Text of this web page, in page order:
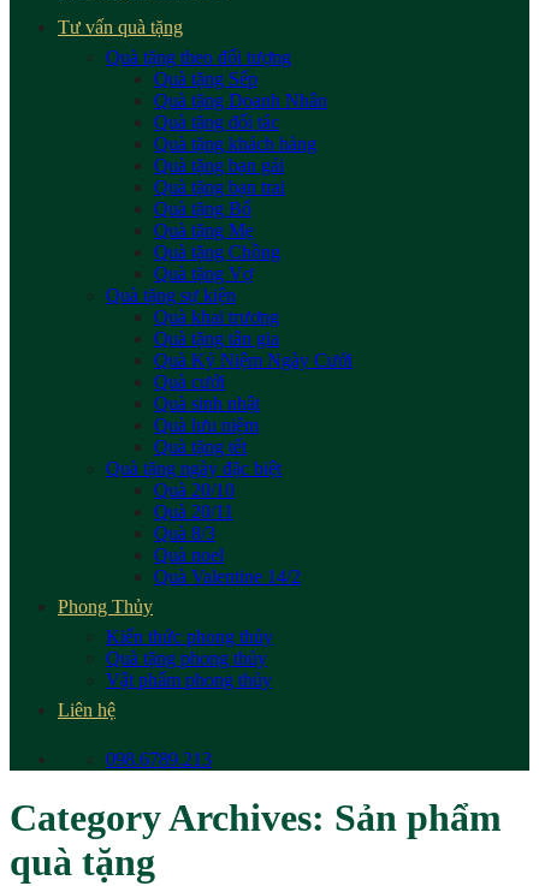
Tư vấn quà tặng
Quà tặng theo đối tượng
Quà tặng Sếp
Quà tặng Doanh Nhân
Quà tặng đối tác
Quà tặng khách hàng
Quà tặng bạn gái
Quà tặng bạn trai
Quà tặng Bố
Quà tặng Mẹ
Quà tặng Chồng
Quà tặng Vợ
Quà tặng sự kiện
Quà khai trương
Quà tặng tân gia
Quà Kỷ Niệm Ngày Cưới
Quà cưới
Quà sinh nhật
Quà lưu niệm
Quà tặng tết
Quà tặng ngày đặc biệt
Quà 20/10
Quà 20/11
Quà 8/3
Quà noel
Quà Valentine 14/2
Phong Thủy
Kiến thức phong thủy
Quà tặng phong thủy
Vật phẩm phong thủy
Liên hệ
098.6789.213
Category Archives: Sản phẩm
quà tặng